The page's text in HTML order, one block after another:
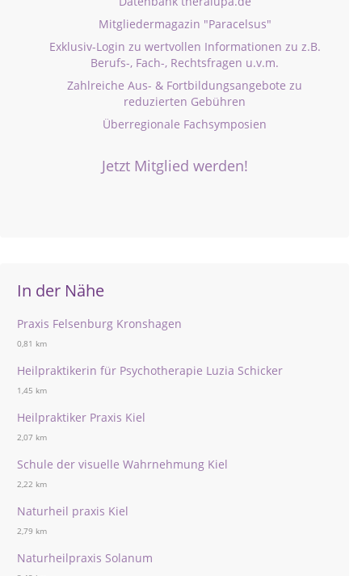
Mitgliedermagazin "Paracelsus"
Exklusiv-Login zu wertvollen Informationen zu z.B.
Berufs-, Fach-, Rechtsfragen u.v.m.
Zahlreiche Aus- & Fortbildungsangebote zu
reduzierten Gebühren
Überregionale Fachsymposien
Jetzt Mitglied werden!
In der Nähe
Praxis Felsenburg Kronshagen
0,81 km
Heilpraktikerin für Psychotherapie Luzia Schicker
1,45 km
Heilpraktiker Praxis Kiel
2,07 km
Schule der visuelle Wahrnehmung Kiel
2,22 km
Naturheil praxis Kiel
2,79 km
Naturheilpraxis Solanum